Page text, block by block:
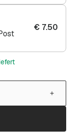
€ 7.50